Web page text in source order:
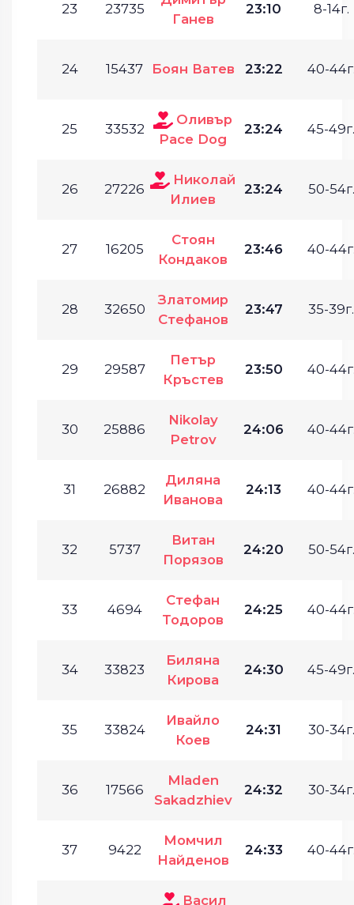
23 23735
Ганев
23:10 8-14г.
24 15437 Боян Ватев 23:22 40-
25 33532
Оливър
Pace Dog
23:24 45-49г.
26 27226
Николай
Илиев
23:24 50-54г.
27 16205
Стоян
Кондаков
23:46 40-
28 32650
Златомир
Стефанов
23:47 35-39г.
29 29587
Петър
Кръстев
23:50 40-
30 25886
Nikolay
Petrov
24:06 40-
31 26882
Диляна
Иванова
24:13 40-
32 5737
Витан
Порязов
24:20 50-54г.
33 4694
Стефан
Тодоров
24:25 40-
34 33823
Биляна
Кирова
24:30 45-49г.
35 33824
Ивайло
Коев
24:31 30-34г.
36 17566
Mladen
Sakadzhiev
24:32 30-34г.
37 9422
Момчил
Найденов
24:33 40-
Васил